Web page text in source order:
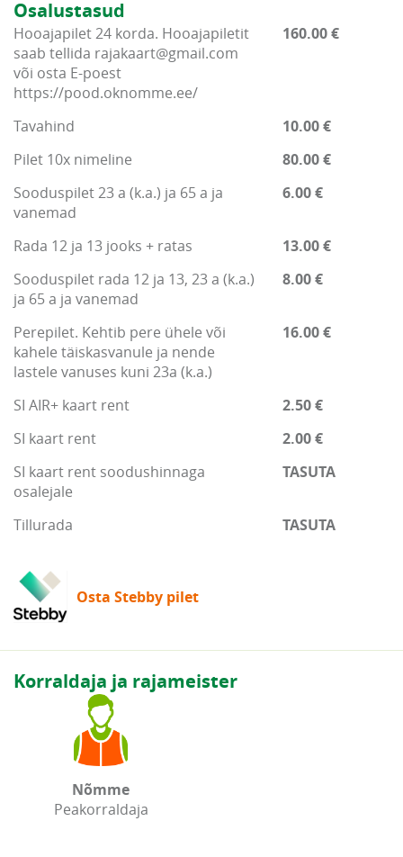
Osalustasud
Hooajapilet 24 korda. Hooajapiletit
saab tellida rajakaart@gmail.com
või osta E-poest
https://pood.oknomme.ee/
160.00 €
Tavahind
10.00 €
Pilet 10x nimeline
80.00 €
Sooduspilet 23 a (k.a.) ja 65 a ja
vanemad
6.00 €
Rada 12 ja 13 jooks + ratas
13.00 €
Sooduspilet rada 12 ja 13, 23 a (k.a.)
ja 65 a ja vanemad
8.00 €
Perepilet. Kehtib pere ühele või
kahele täiskasvanule ja nende
lastele vanuses kuni 23a (k.a.)
16.00 €
SI AIR+ kaart rent
2.50 €
SI kaart rent
2.00 €
SI kaart rent soodushinnaga
osalejale
TASUTA
Tillurada TASUTA
Osta Stebby pilet
Korraldaja ja rajameister
Nõmme
Peakorraldaja